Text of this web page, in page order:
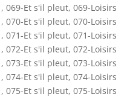
, 069-Et s'il pleut, 069-Loisirs
, 070-Et s'il pleut, 070-Loisirs
, 071-Et s'il pleut, 071-Loisirs
, 072-Et s'il pleut, 072-Loisirs
, 073-Et s'il pleut, 073-Loisirs
, 074-Et s'il pleut, 074-Loisirs
, 075-Et s'il pleut, 075-Loisirs